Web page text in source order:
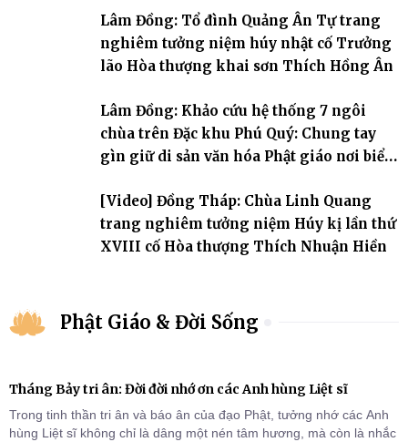
Lâm Đồng: Tổ đình Quảng Ân Tự trang
nghiêm tưởng niệm húy nhật cố Trưởng
lão Hòa thượng khai sơn Thích Hồng Ân
Lâm Đồng: Khảo cứu hệ thống 7 ngôi
chùa trên Đặc khu Phú Quý: Chung tay
gìn giữ di sản văn hóa Phật giáo nơi biển
[Video] Đồng Tháp: Chùa Linh Quang
trang nghiêm tưởng niệm Húy kị lần thứ
XVIII cố Hòa thượng Thích Nhuận Hiền
Phật Giáo & Đời Sống
Tháng Bảy tri ân: Đời đời nhớ ơn các Anh hùng Liệt sĩ
Trong tinh thần tri ân và báo ân của đạo Phật, tưởng nhớ các Anh
hùng Liệt sĩ không chỉ là dâng một nén tâm hương, mà còn là nhắc